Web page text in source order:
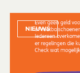
NIEUWS